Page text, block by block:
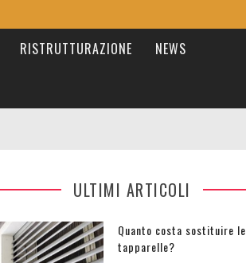
RISTRUTTURAZIONE NEWS
ULTIMI ARTICOLI
Quanto costa sostituire le
tapparelle?